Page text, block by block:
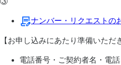
ナンバー・リクエストの
【お申し込みにあたり準備いただ
電話番号・ご契約者名・電